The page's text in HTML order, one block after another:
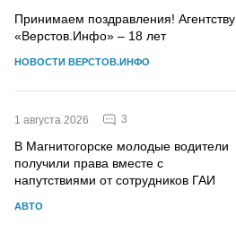
Принимаем поздравления! Агентству
«Верстов.Инфо» – 18 лет
НОВОСТИ ВЕРСТОВ.ИНФО
1 августа 2026 3
В Магнитогорске молодые водители
получили права вместе с
напутствиями от сотрудников ГАИ
АВТО